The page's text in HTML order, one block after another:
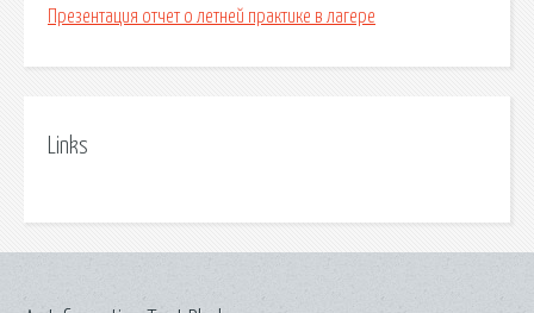
Презентация отчет о летней практике в лагере
Links